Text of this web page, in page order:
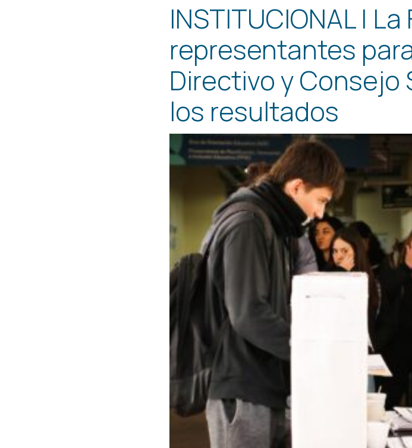
INSTITUCIONAL |
representantes
Directivo y Consejo
los resultados